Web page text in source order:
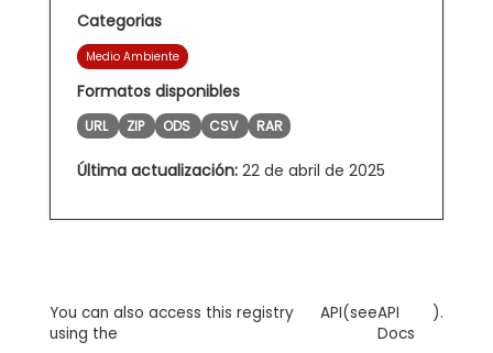
Categorias
Medio Ambiente
Formatos disponibles
URL ZIP ODS CSV RAR
Última actualización: 22 de abril de 2025
You can also access this registry
using the
API(seeAPI
Docs
).